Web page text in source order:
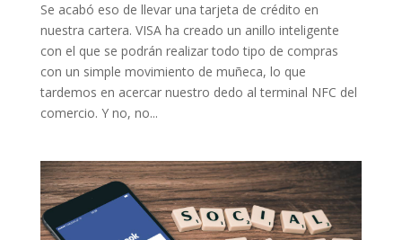
Se acabó eso de llevar una tarjeta de crédito en
nuestra cartera. VISA ha creado un anillo inteligente
con el que se podrán realizar todo tipo de compras
con un simple movimiento de muñeca, lo que
tardemos en acercar nuestro dedo al terminal NFC del
comercio. Y no, no...